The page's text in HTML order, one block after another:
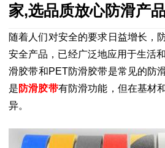
家,选品质放心防滑产
随着人们对安全的要求日益增长，
安全产品，已经广泛地应用于生活
滑胶带和PET防滑胶带是常见的防
是 防滑胶带有防滑功能，但在基材
异。